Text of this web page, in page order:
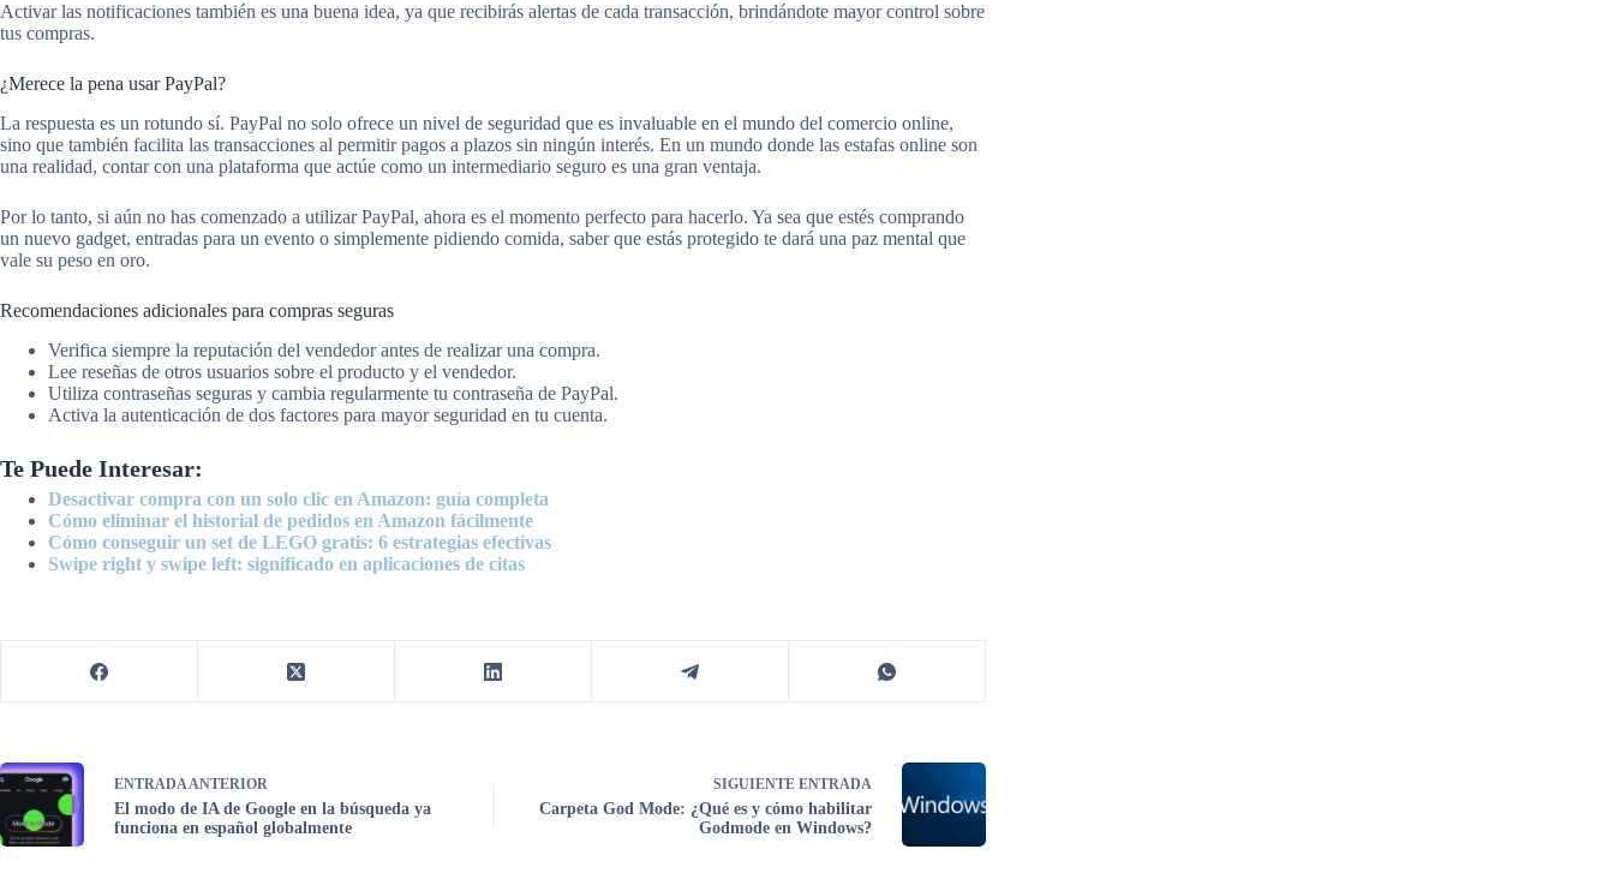
Activar las notificaciones también es una buena idea, ya que recibirás alertas de cada transacción, brindándote mayor control sobre
tus compras.
¿Merece la pena usar PayPal?
La respuesta es un rotundo sí. PayPal no solo ofrece un nivel de seguridad que es invaluable en el mundo del comercio online,
sino que también facilita las transacciones al permitir pagos a plazos sin ningún interés. En un mundo donde las estafas online son
una realidad, contar con una plataforma que actúe como un intermediario seguro es una gran ventaja.
Por lo tanto, si aún no has comenzado a utilizar PayPal, ahora es el momento perfecto para hacerlo. Ya sea que estés comprando
un nuevo gadget, entradas para un evento o simplemente pidiendo comida, saber que estás protegido te dará una paz mental que
vale su peso en oro.
Recomendaciones adicionales para compras seguras
Verifica siempre la reputación del vendedor antes de realizar una compra.
Lee reseñas de otros usuarios sobre el producto y el vendedor.
Utiliza contraseñas seguras y cambia regularmente tu contraseña de PayPal.
Activa la autenticación de dos factores para mayor seguridad en tu cuenta.
Te Puede Interesar:
Desactivar compra con un solo clic en Amazon: guía completa
Cómo eliminar el historial de pedidos en Amazon fácilmente
Cómo conseguir un set de LEGO gratis: 6 estrategias efectivas
Swipe right y swipe left: significado en aplicaciones de citas
ENTRADA ANTERIOR
El modo de IA de Google en la búsqueda ya
funciona en español globalmente
SIGUIENTEENTRADA
Carpeta God Mode: ¿Qué es y cómo habilitar
Godmode en Windows?